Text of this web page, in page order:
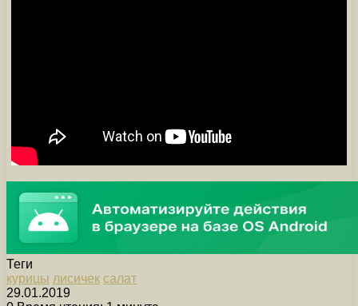
Теги
курицы лисичек салат
29.01.2019